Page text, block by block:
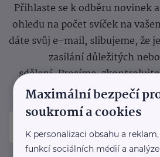
Přihlaste se k odběru novinek
ohledu na počet svíček na
dáte svůj e-mail, slibujeme, že
zasílání důležitých
sdělení.Prosíme,
schránku, kam jsme poslali
Maximální bezpečí
soukromí a cookies
K personalizaci obsahu a
funkcí sociálních médií a